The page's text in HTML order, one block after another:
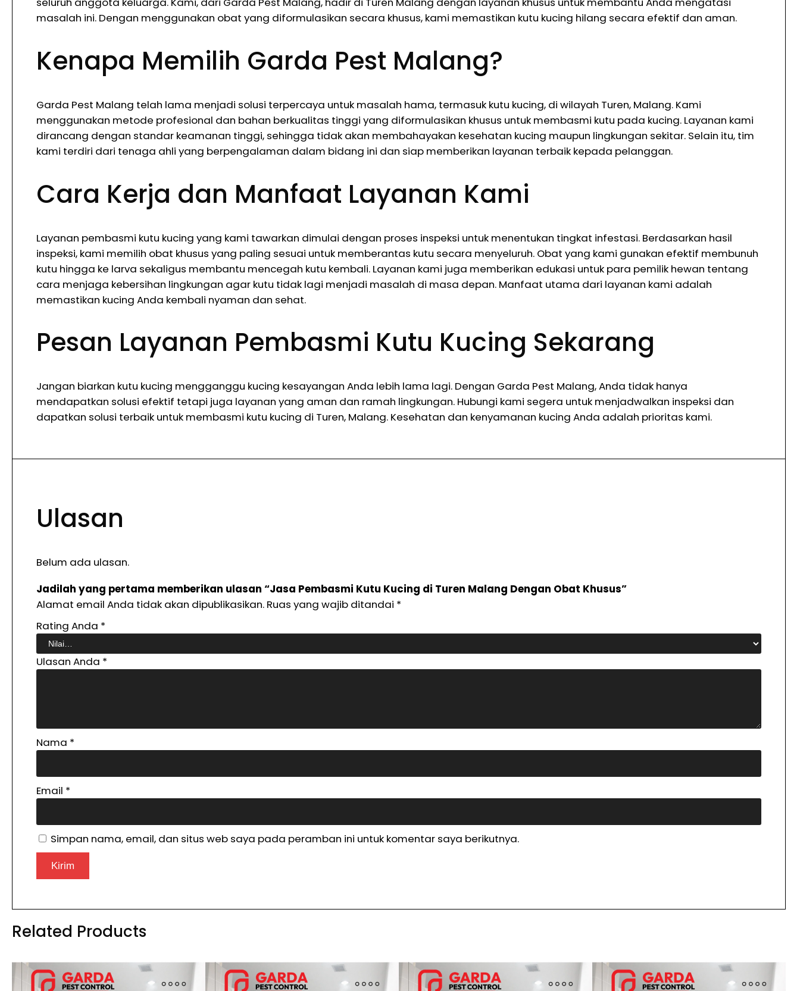
masalah ini. Dengan menggunakan obat yang diformulasikan secara khusus, kami memastikan kutu kucing hilang secara efektif dan aman.
Kenapa Memilih Garda Pest Malang?
Garda Pest Malang telah lama menjadi solusi terpercaya untuk masalah hama, termasuk kutu kucing, di wilayah Turen, Malang. Kami
menggunakan metode profesional dan bahan berkualitas tinggi yang diformulasikan khusus untuk membasmi kutu pada kucing. Layanan kami
dirancang dengan standar keamanan tinggi, sehingga tidak akan membahayakan kesehatan kucing maupun lingkungan sekitar. Selain itu, tim
kami terdiri dari tenaga ahli yang berpengalaman dalam bidang ini dan siap memberikan layanan terbaik kepada pelanggan.
Cara Kerja dan Manfaat Layanan Kami
Layanan pembasmi kutu kucing yang kami tawarkan dimulai dengan proses inspeksi untuk menentukan tingkat infestasi. Berdasarkan hasil
inspeksi, kami memilih obat khusus yang paling sesuai untuk memberantas kutu secara menyeluruh. Obat yang kami gunakan efektif membunuh
kutu hingga ke larva sekaligus membantu mencegah kutu kembali. Layanan kami juga memberikan edukasi untuk para pemilik hewan tentang
cara menjaga kebersihan lingkungan agar kutu tidak lagi menjadi masalah di masa depan. Manfaat utama dari layanan kami adalah
memastikan kucing Anda kembali nyaman dan sehat.
Pesan Layanan Pembasmi Kutu Kucing Sekarang
Jangan biarkan kutu kucing mengganggu kucing kesayangan Anda lebih lama lagi. Dengan Garda Pest Malang, Anda tidak hanya
mendapatkan solusi efektif tetapi juga layanan yang aman dan ramah lingkungan. Hubungi kami segera untuk menjadwalkan inspeksi dan
dapatkan solusi terbaik untuk membasmi kutu kucing di Turen, Malang. Kesehatan dan kenyamanan kucing Anda adalah prioritas kami.
Ulasan
Belum ada ulasan.
Jadilah yang pertama memberikan ulasan “Jasa Pembasmi Kutu Kucing di Turen Malang Dengan Obat Khusus”
Alamat email Anda tidak akan dipublikasikan. Ruas yang wajib ditandai *
Rating Anda *
Ulasan Anda *
Nama *
Email *
Simpan nama, email, dan situs web saya pada peramban ini untuk komentar saya berikutnya.
Related Products